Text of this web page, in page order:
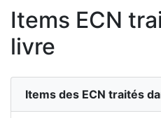
Items ECN
livre
Items des ECN traités